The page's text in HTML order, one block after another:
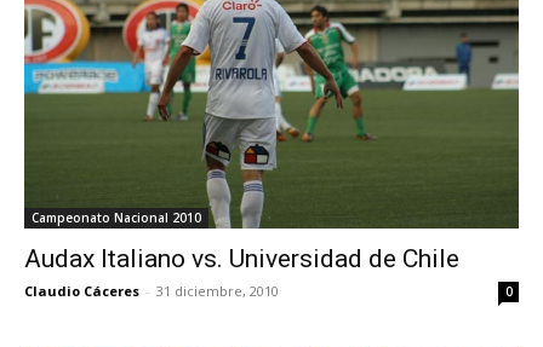
Campeonato Nacional 2010
Audax Italiano vs. Universidad de Chile
Claudio Cáceres - 31 diciembre, 2010 0